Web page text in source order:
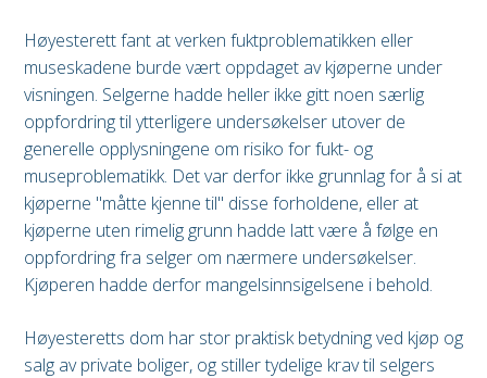
Høyesterett fant at verken fuktproblematikken eller
museskadene burde vært oppdaget av kjøperne under
visningen. Selgerne hadde heller ikke gitt noen særlig
oppfordring til ytterligere undersøkelser utover de
generelle opplysningene om risiko for fukt- og
museproblematikk. Det var derfor ikke grunnlag for å si at
kjøperne "måtte kjenne til" disse forholdene, eller at
kjøperne uten rimelig grunn hadde latt være å følge en
oppfordring fra selger om nærmere undersøkelser.
Kjøperen hadde derfor mangelsinnsigelsene i behold.
Høyesteretts dom har stor praktisk betydning ved kjøp og
salg av private boliger, og stiller tydelige krav til selgers